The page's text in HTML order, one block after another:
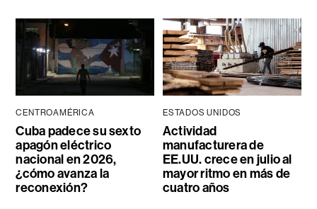
CENTROAMÉRICA
Cuba padece su sexto
apagón eléctrico
nacional en 2026,
¿cómo avanza la
reconexión?
ESTADOS UNIDOS
Actividad
manufacturera de
EE.UU. crece en julio al
mayor ritmo en más de
cuatro años